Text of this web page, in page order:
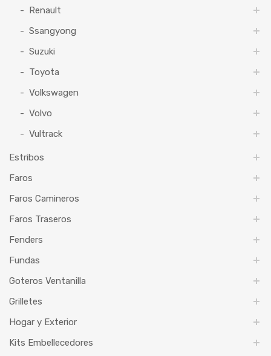
Renault
Ssangyong
Suzuki
Toyota
Volkswagen
Volvo
Vultrack
Estribos
Faros
Faros Camineros
Faros Traseros
Fenders
Fundas
Goteros Ventanilla
Grilletes
Hogar y Exterior
Kits Embellecedores